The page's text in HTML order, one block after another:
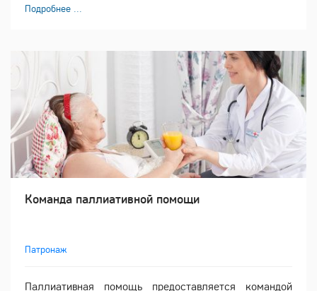
Подробнее ...
Команда паллиативной помощи
Патронаж
Паллиативная помощь предоставляется командой